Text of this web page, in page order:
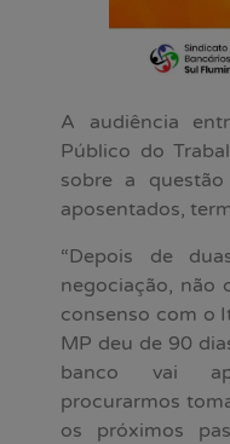
A audiência
Público do
sobre a
aposentados,
“Depois de
negociação, não
consenso com o
MP deu de 90
banco vai
procurarmos
os próximos